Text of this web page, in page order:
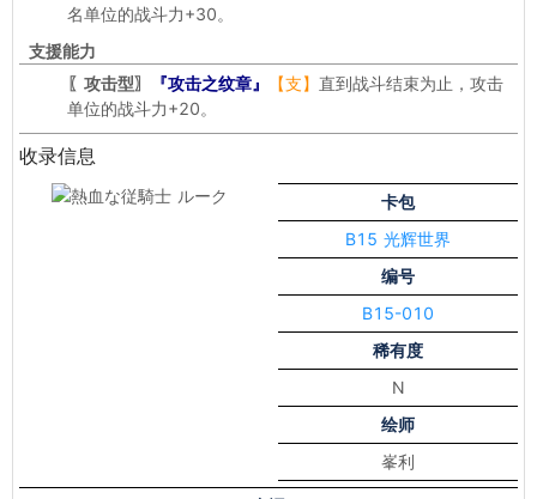
名单位的战斗力+30。
支援能力
〖攻击型〗
『攻击之纹章』 【支】 直到战斗结束为止，攻击
单位的战斗力+20。
收录信息
卡包
B15 光辉世界
编号
B15-010
稀有度
N
绘师
峯利